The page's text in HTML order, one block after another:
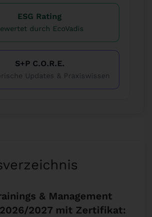
ESG Rating
durch EcoVadis
S+P C.O.R.E.
Updates & Praxiswissen
& Management
2027 mit Zertifikat: